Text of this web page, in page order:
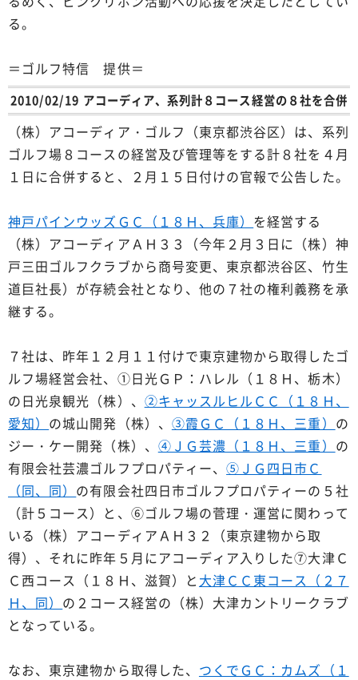
る。
＝ゴルフ特信 提供＝
2010/02/19 アコーディア、系列計８コース経営の８社を合併
（株）アコーディア・ゴルフ（東京都渋谷区）は、系列
ゴルフ場８コースの経営及び管理等をする計８社を４月
１日に合併すると、２月１５日付けの官報で公告した。
神戸パインウッズＧＣ（１８Ｈ、兵庫） を経営する
（株）アコーディアＡＨ３３（今年２月３日に（株）神
戸三田ゴルフクラブから商号変更、東京都渋谷区、竹生
道巨社長）が存続会社となり、他の７社の権利義務を承
継する。
７社は、昨年１２月１１付けで東京建物から取得したゴ
ルフ場経営会社、①日光ＧＰ：ハレル（１８Ｈ、栃木）
の日光泉観光（株）、 ②キャッスルヒルＣＣ（１８Ｈ、
愛知） の城山開発（株）、 ③霞ＧＣ（１８Ｈ、三重） の
ジー・ケー開発（株）、 ④ＪＧ芸濃（１８Ｈ、三重） の
有限会社芸濃ゴルフプロパティー、⑤ＪＧ四日市Ｃ
（同、同） の有限会社四日市ゴルフプロパティーの５社
（計５コース）と、⑥ゴルフ場の菅理・運営に関わって
いる（株）アコーディアＡＨ３２（東京建物から取
得）、それに昨年５月にアコーディア入りした⑦大津Ｃ
Ｃ西コース（１８Ｈ、滋賀）と 大津ＣＣ東コース（２７
Ｈ、同） の２コース経営の（株）大津カントリークラブ
となっている。
なお、東京建物から取得した、 つくでＧＣ：カムズ（１